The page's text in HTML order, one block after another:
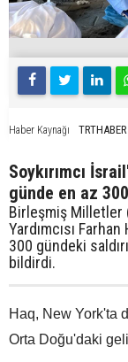
Haber Kaynağı TRTHABER
Soykırımcı
günde en az
Birleşmiş Milletler
Yardımcısı
300 gündeki
bildirdi.
Haq, New York'ta
Orta Doğu'daki